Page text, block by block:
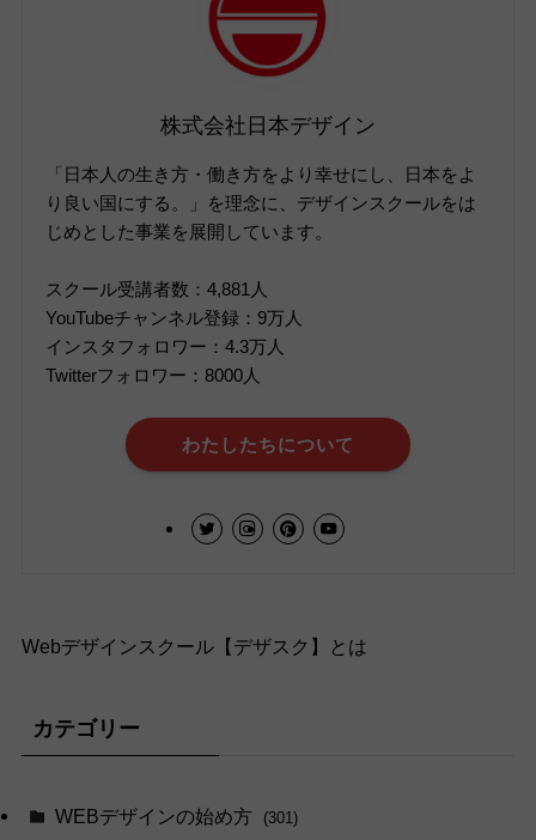
株式会社日本デザイン
「日本人の生き方・働き方をより幸せにし、日本をよ
り良い国にする。」を理念に、デザインスクールをは
じめとした事業を展開しています。
スクール受講者数：4,881人
YouTubeチャンネル登録：9万人
インスタフォロワー：4.3万人
Twitterフォロワー：8000人
わたしたちについて
Webデザインスクール【デザスク】とは
カテゴリー
WEBデザインの始め方 (301)